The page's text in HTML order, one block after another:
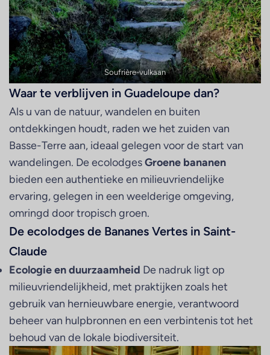
Soufrière-vulkaan
Waar te verblijven in Guadeloupe dan?
Als u van de natuur, wandelen en buiten
ontdekkingen houdt, raden we het zuiden van
Basse-Terre aan, ideaal gelegen voor de start van
wandelingen. De ecolodgesGroene bananen
bieden een authentieke en milieuvriendelijke
ervaring, gelegen in een weelderige omgeving,
omringd door tropisch groen.
De ecolodges de Bananes Vertes in Saint-
Claude
Ecologie en duurzaamheid De nadruk ligt op
milieuvriendelijkheid, met praktijken zoals het
gebruik van hernieuwbare energie, verantwoord
beheer van hulpbronnen en een verbintenis tot het
behoud van de lokale biodiversiteit.